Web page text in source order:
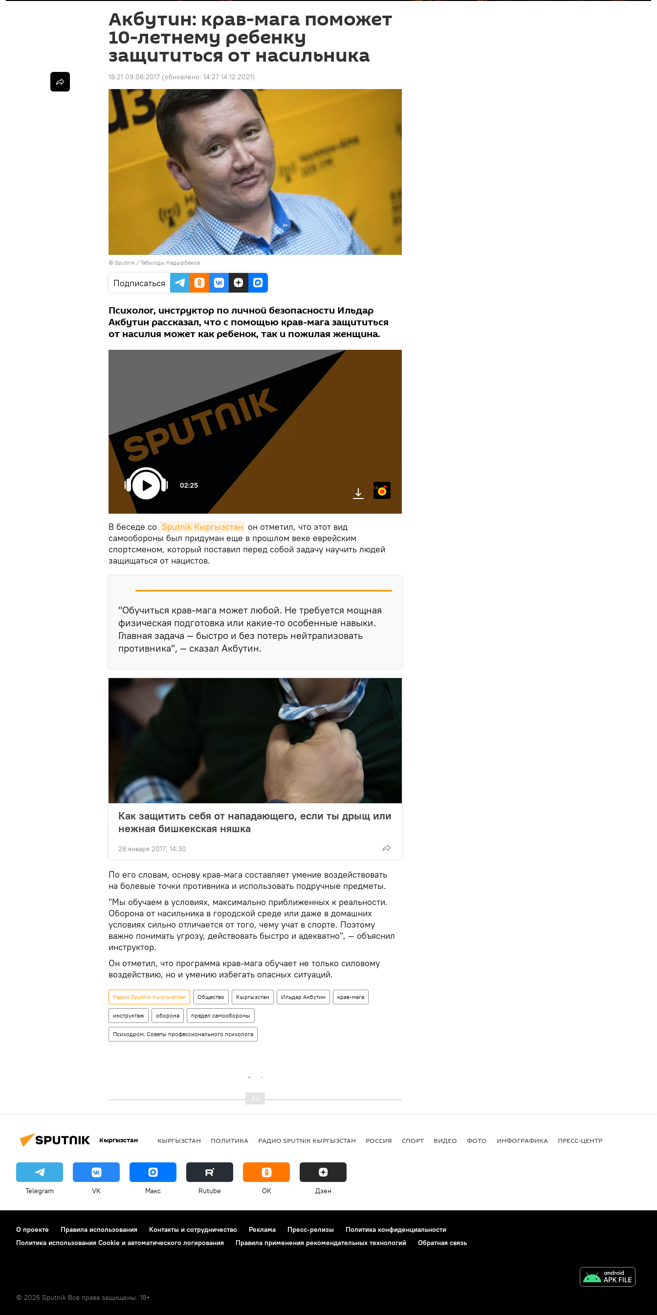
Акбутин: крав-мага поможет
10-летнему ребенку
защититься от насильника
18:21 09.06.2017 (обновлено: 14:27 14.12.2021)
© Sputnik / Табылды Кадырбеков
Подписаться
Психолог, инструктор по личной безопасности Ильдар
Акбутин рассказал, что с помощью крав-мага защититься
от насилия может как ребенок, так и пожилая женщина.
02:25 Яндекс.Музыка
В беседе со Sputnik Кыргызстан он отметил, что этот вид
самообороны был придуман еще в прошлом веке еврейским
спортсменом, который поставил перед собой задачу научить людей
защищаться от нацистов.
"Обучиться крав-мага может любой. Не требуется мощная
физическая подготовка или какие-то особенные навыки.
Главная задача — быстро и без потерь нейтрализовать
противника", — сказал Акбутин.
Как защитить себя от нападающего, если ты дрыщ или
нежная бишкекская няшка
28 января 2017, 14:30
По его словам, основу крав-мага составляет умение воздействовать
на болевые точки противника и использовать подручные предметы.
"Мы обучаем в условиях, максимально приближенных к реальности.
Оборона от насильника в городской среде или даже в домашних
условиях сильно отличается от того, чему учат в спорте. Поэтому
важно понимать угрозу, действовать быстро и адекватно", — объяснил
инструктор.
Он отметил, что программа крав-мага обучает не только силовому
воздействию, но и умению избегать опасных ситуаций.
Радио Sputnik Кыргызстан Общество Кыргызстан Ильдар Акбутин крав-мага
инструктаж оборона предел самообороны
Психодром. Советы профессионального психолога
Кыргызстан КЫРГЫЗСТАН ПОЛИТИКА РАДИО SPUTNIK КЫРГЫЗСТАН РОССИЯ СПОРТ ВИДЕО ФОТО ИНФОГРАФИКА ПРЕСС-ЦЕНТР
Telegram VK Макс Rutube OK Дзен
О проекте Правила использования Контакты и сотрудничество Реклама Пресс-релизы
Политика конфиденциальности
Политика использования Cookie и автоматического логирования
Правила применения рекомендательных технологий Обратная связь
© 2026 Sputnik Все права защищены. 18+